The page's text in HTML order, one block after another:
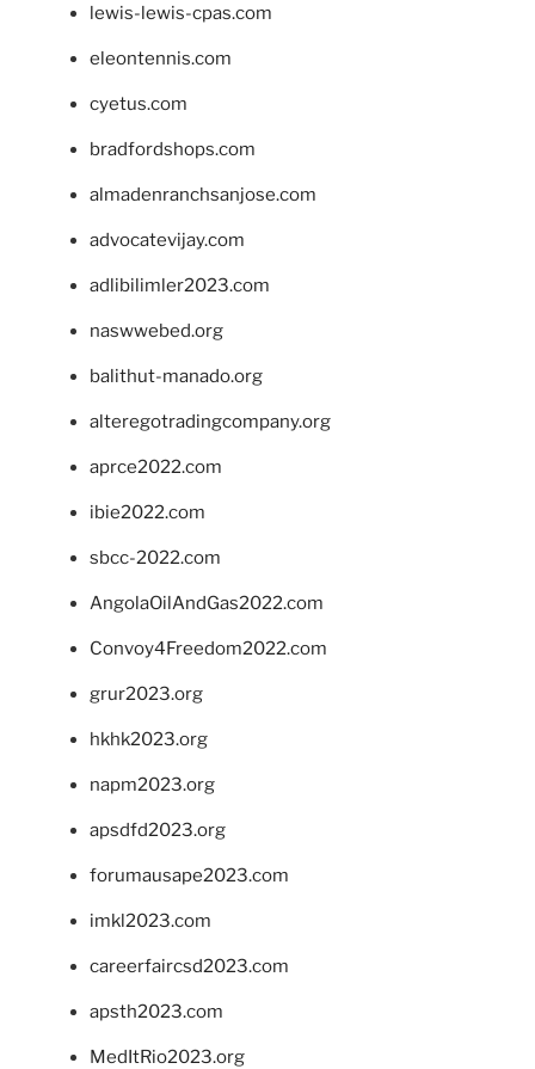
lewis-lewis-cpas.com
eleontennis.com
cyetus.com
bradfordshops.com
almadenranchsanjose.com
advocatevijay.com
adlibilimler2023.com
naswwebed.org
balithut-manado.org
alteregotradingcompany.org
aprce2022.com
ibie2022.com
sbcc-2022.com
AngolaOilAndGas2022.com
Convoy4Freedom2022.com
grur2023.org
hkhk2023.org
napm2023.org
apsdfd2023.org
forumausape2023.com
imkl2023.com
careerfaircsd2023.com
apsth2023.com
MedItRio2023.org